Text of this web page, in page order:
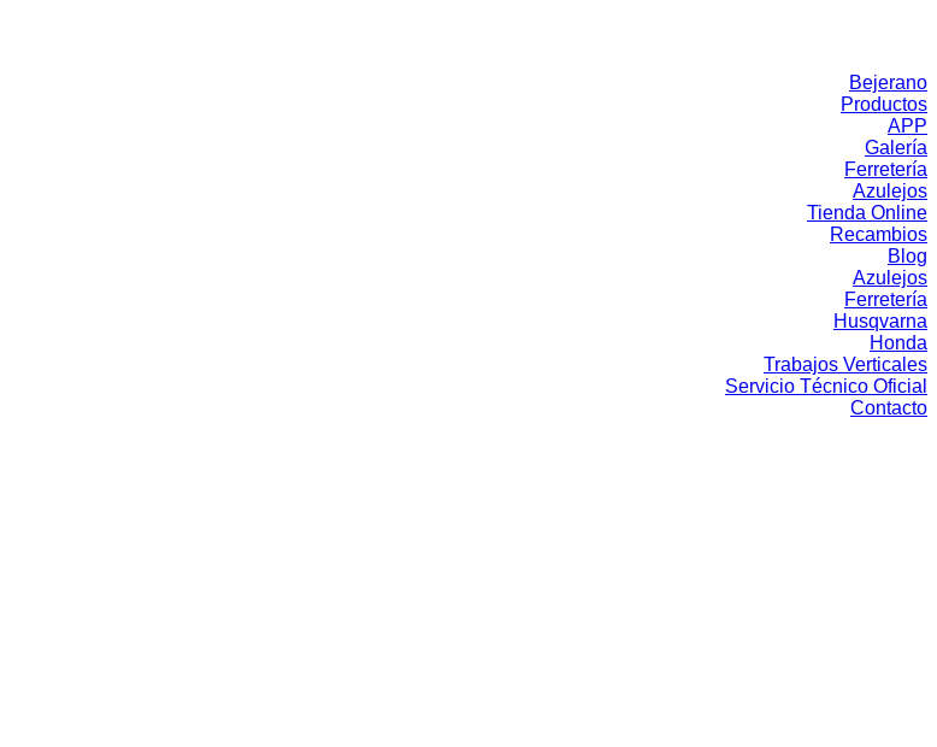
Bejerano
Productos
APP
Galería
Ferretería
Azulejos
Tienda Online
Recambios
Blog
Azulejos
Ferretería
Husqvarna
Honda
Trabajos Verticales
Servicio Técnico Oficial
Contacto